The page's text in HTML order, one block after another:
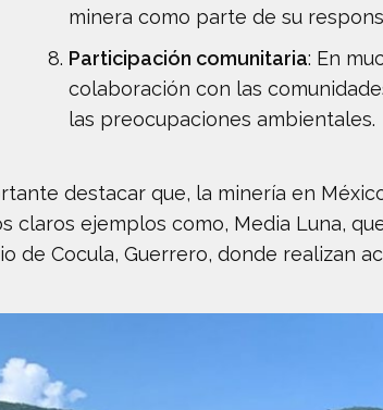
minera como parte de su
Participación comunitaria: En
colaboración con las
las preocupaciones ambientales.
destacar que, la minería en
claros ejemplos como, Media Luna,
de Cocula, Guerrero, donde realizan